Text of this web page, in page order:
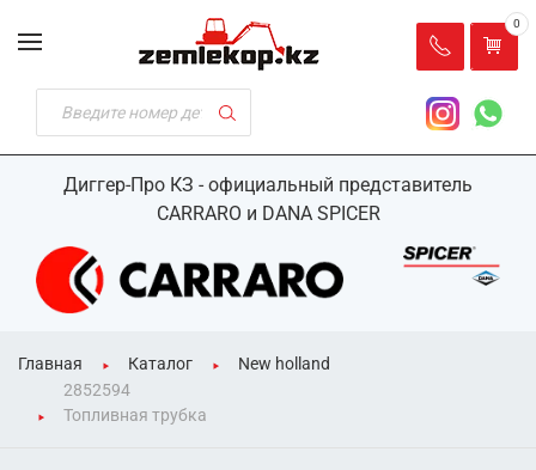
Диггер-Про КЗ - официальный представитель
CARRARO и DANA SPICER
0
Главная Каталог
New holland
2852594
Топливная трубка